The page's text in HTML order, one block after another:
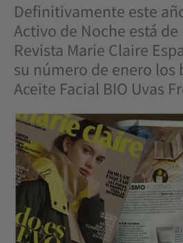
Definitivamente este
Activo de Noche está
Revista Marie Claire
su número de enero los
Aceite Facial BIO Uvas